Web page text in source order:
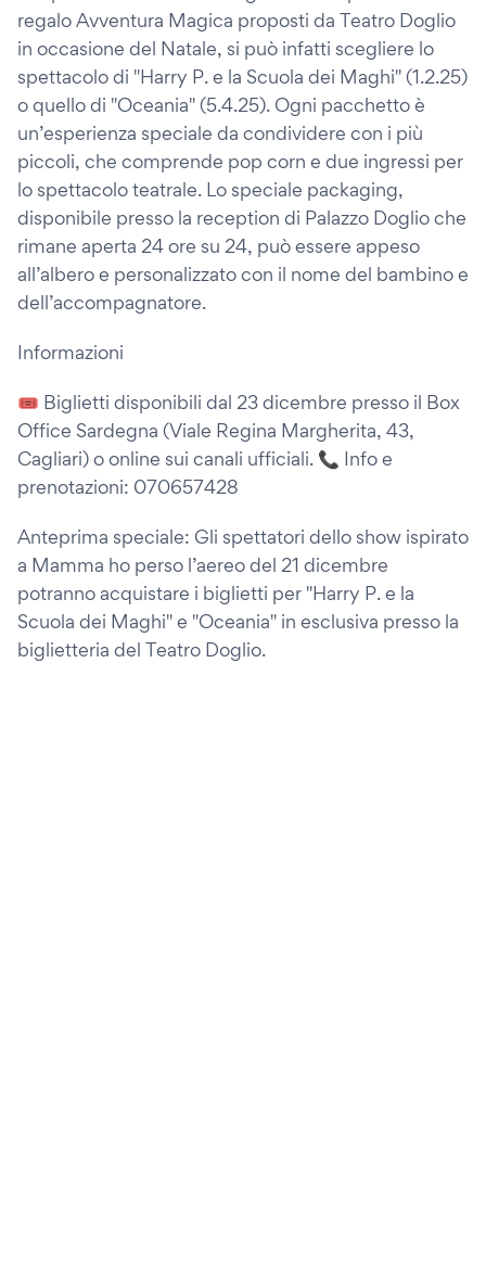
regalo Avventura Magica proposti da Teatro Doglio
in occasione del Natale, si può infatti scegliere lo
spettacolo di "Harry P. e la Scuola dei Maghi" (1.2.25)
o quello di "Oceania" (5.4.25). Ogni pacchetto è
un’esperienza speciale da condividere con i più
piccoli, che comprende pop corn e due ingressi per
lo spettacolo teatrale. Lo speciale packaging,
disponibile presso la reception di Palazzo Doglio che
rimane aperta 24 ore su 24, può essere appeso
all’albero e personalizzato con il nome del bambino e
dell’accompagnatore.
Informazioni
🎟 Biglietti disponibili dal 23 dicembre presso il Box
Office Sardegna (Viale Regina Margherita, 43,
Cagliari) o online sui canali ufficiali. 📞 Info e
prenotazioni: 070657428
Anteprima speciale: Gli spettatori dello show ispirato
a Mamma ho perso l’aereo del 21 dicembre
potranno acquistare i biglietti per "Harry P. e la
Scuola dei Maghi" e "Oceania" in esclusiva presso la
biglietteria del Teatro Doglio.